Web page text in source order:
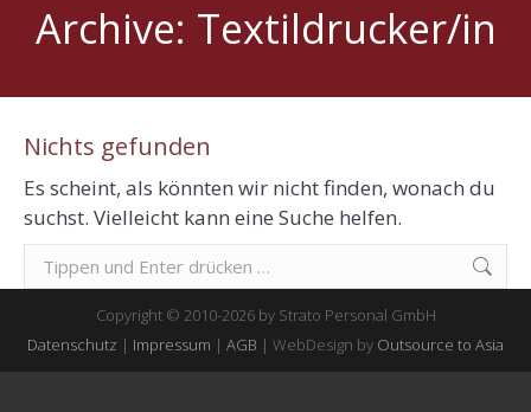
Archive: Textildrucker/in
Nichts gefunden
Es scheint, als könnten wir nicht finden, wonach du
suchst. Vielleicht kann eine Suche helfen.
Suchen:
Copyright © 2010-2026 by Strato Personal GmbH
Datenschutz | Impressum | AGB | WebDesign by Outsource to Asia